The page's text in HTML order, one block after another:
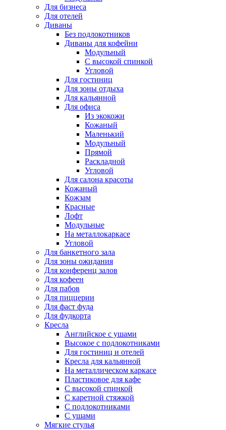
Для бизнеса
Для отелей
Диваны
Без подлокотников
Диваны для кофейни
Модульный
С высокой спинкой
Угловой
Для гостиниц
Для зоны отдыха
Для кальянной
Для офиса
Из экокожи
Кожаный
Маленький
Модульный
Прямой
Раскладной
Угловой
Для салона красоты
Кожаный
Кожзам
Красные
Лофт
Модульные
На металлокаркасе
Угловой
Для банкетного зала
Для зоны ожидания
Для конференц залов
Для кофеен
Для пабов
Для пиццерии
Для фаст фуда
Для фудкорта
Кресла
Английское с ушами
Высокое с подлокотниками
Для гостиниц и отелей
Кресла для кальянной
На металлическом каркасе
Пластиковое для кафе
С высокой спинкой
С каретной стяжкой
С подлокотниками
С ушами
Мягкие стулья